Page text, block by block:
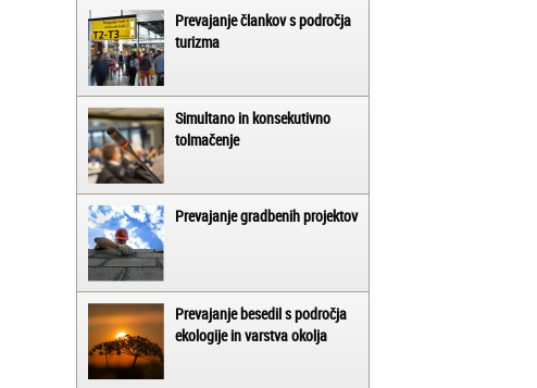
Prevajanje člankov s področja
turizma
Simultano in konsekutivno
tolmačenje
Prevajanje gradbenih projektov
Prevajanje besedil s področja
ekologije in varstva okolja